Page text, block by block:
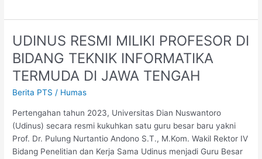
UDINUS RESMI MILIKI PROFESOR DI
BIDANG TEKNIK INFORMATIKA
TERMUDA DI JAWA TENGAH
Berita PTS / Humas
Pertengahan tahun 2023, Universitas Dian Nuswantoro
(Udinus) secara resmi kukuhkan satu guru besar baru yakni
Prof. Dr. Pulung Nurtantio Andono S.T., M.Kom. Wakil Rektor IV
Bidang Penelitian dan Kerja Sama Udinus menjadi Guru Besar
UDINUS
RESMI
MILIKI
PROFESOR
DI
TEKNIK
INFORMATIKA
TERMUDA
DI